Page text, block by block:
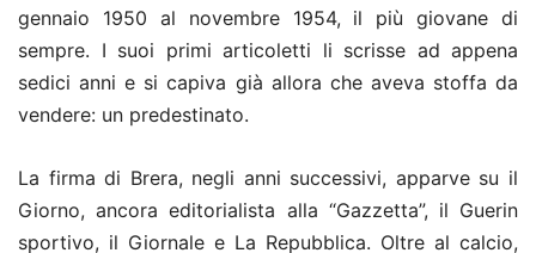
gennaio 1950 al novembre 1954, il più giovane di
sempre. I suoi primi articoletti li scrisse ad appena
sedici anni e si capiva già allora che aveva stoffa da
vendere: un predestinato.
La firma di Brera, negli anni successivi, apparve su il
Giorno, ancora editorialista alla “Gazzetta”, il Guerin
sportivo, il Giornale e La Repubblica. Oltre al calcio,